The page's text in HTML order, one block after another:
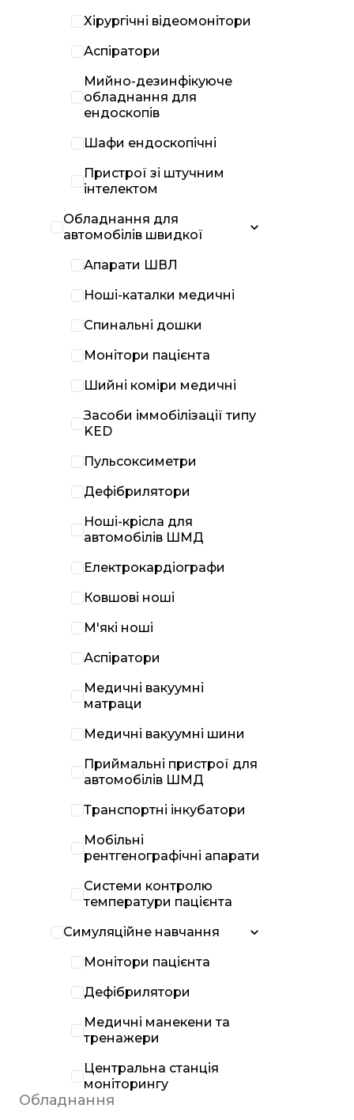
Хірургічні відеомонітори
Аспіратори
Мийно-дезинфікуюче
обладнання для
ендоскопів
Шафи ендоскопічні
Пристрої зі штучним
інтелектом
Обладнання для
автомобілів швидкої
Апарати ШВЛ
Ноші-каталки медичні
Спинальні дошки
Монітори пацієнта
Шийні коміри медичні
Засоби іммобілізації типу
KED
Пульсоксиметри
Дефібрилятори
Ноші-крісла для
автомобілів ШМД
Електрокардіографи
Ковшові ноші
М'які ноші
Аспіратори
Медичні вакуумні
матраци
Медичні вакуумні шини
Приймальні пристрої для
автомобілів ШМД
Транспортні інкубатори
Мобільні
рентгенографічні апарати
Системи контролю
температури пацієнта
Симуляційне навчання
Монітори пацієнта
Дефібрилятори
Медичні манекени та
тренажери
Центральна станція
моніторингу
Обладнання